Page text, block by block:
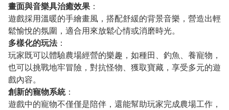
畫面與音樂具治癒效果 ：
遊戲採用溫暖的手繪畫風，搭配舒緩的背景音樂，營造出輕
鬆愉悅的氛圍，適合用來放鬆心情或消磨時光。
多樣化的玩法：
玩家既可以體驗農場經營的樂趣，如種田、釣魚、養寵物，
也可以挑戰地牢冒險，對抗怪物、獲取寶藏，享受多元的遊
戲內容。
創新的寵物系統：
遊戲中的寵物不僅僅是陪伴，還能幫助玩家完成農場工作，